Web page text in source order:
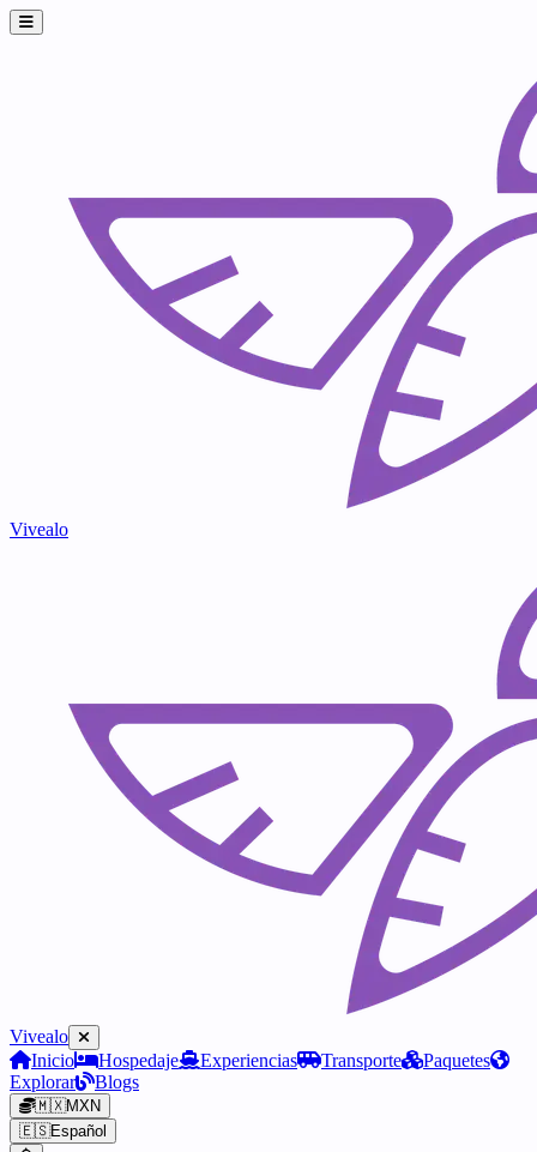
Vivealo
Vivealo
Inicio
Hospedaje Experiencias Transporte
Paquetes
Explorar
Blogs
🇲🇽MXN
🇪🇸Español